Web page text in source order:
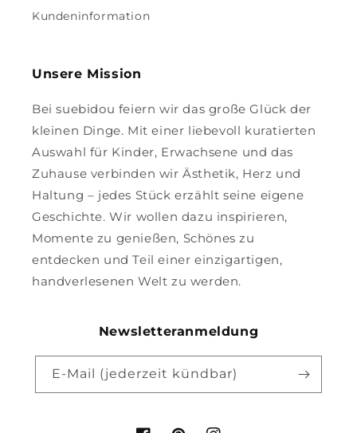
Kundeninformation
Unsere Mission
Bei suebidou feiern wir das große Glück der
kleinen Dinge. Mit einer liebevoll kuratierten
Auswahl für Kinder, Erwachsene und das
Zuhause verbinden wir Ästhetik, Herz und
Haltung – jedes Stück erzählt seine eigene
Geschichte. Wir wollen dazu inspirieren,
Momente zu genießen, Schönes zu
entdecken und Teil einer einzigartigen,
handverlesenen Welt zu werden.
Newsletteranmeldung
E-Mail (jederzeit kündbar)